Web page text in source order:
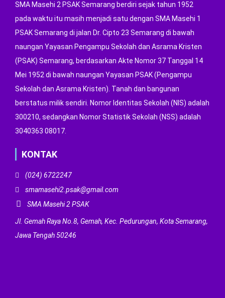
SMA Masehi 2 PSAK Semarang berdiri sejak tahun 1952
pada waktu itu masih menjadi satu dengan SMA Masehi 1
PSAK Semarang di jalan Dr. Cipto 23 Semarang di bawah
naungan Yayasan Pengampu Sekolah dan Asrama Kristen
(PSAK) Semarang, berdasarkan Akte Nomor 37 Tanggal 14
Mei 1952 di bawah naungan Yayasan PSAK (Pengampu
Sekolah dan Asrama Kristen). Tanah dan bangunan
berstatus milik sendiri. Nomor Identitas Sekolah (NIS) adalah
300210, sedangkan Nomor Statistik Sekolah (NSS) adalah
3040363 08017.
KONTAK
(024) 6722247
smamasehi2.psak@gmail.com
SMA Masehi 2 PSAK
Jl. Gemah Raya No.8, Gemah, Kec. Pedurungan, Kota Semarang,
Jawa Tengah 50246